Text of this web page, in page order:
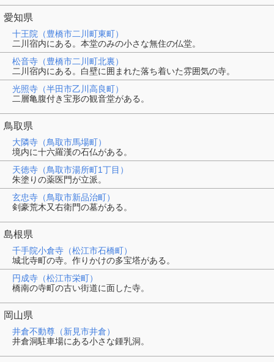
愛知県
十王院（豊橋市二川町東町）
二川宿内にある。本堂のみの小さな無住の仏堂。
松音寺（豊橋市二川町北裏）
二川宿内にある。白壁に囲まれた落ち着いた雰囲気の寺。
光照寺（半田市乙川高良町）
二層亀腹付き宝形の観音堂がある。
鳥取県
大隣寺（鳥取市馬場町）
境内に十六羅漢の石仏がある。
天徳寺（鳥取市湯所町1丁目）
朱塗りの薬医門が立派。
玄忠寺（鳥取市新品治町）
剣豪荒木又右衛門の墓がある。
島根県
千手院小倉寺（松江市石橋町）
城北寺町の寺。作りかけの多宝塔がある。
円成寺（松江市栄町）
橋南の寺町の古い街道に面した寺。
岡山県
井倉不動尊（新見市井倉）
井倉洞駐車場にある小さな鍾乳洞。